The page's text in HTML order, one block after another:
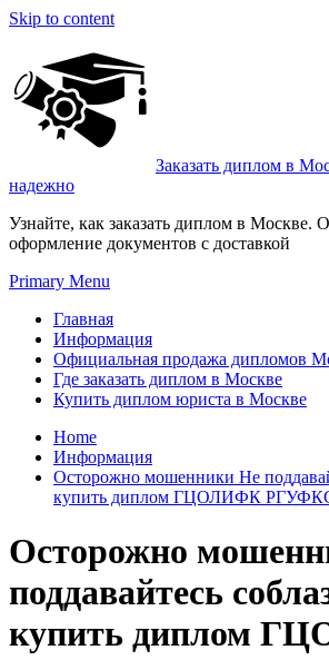
Skip to content
Заказать диплом в
надежно
Узнайте, как заказать диплом в Москве.
оформление документов с доставкой
Primary Menu
Главная
Информация
Официальная продажа дипломов
Где заказать диплом в Москве
Купить диплом юриста в Москве
Home
Информация
Осторожно мошенники Не
купить диплом ГЦОЛИФК
Осторожно
поддавайтесь
купить диплом